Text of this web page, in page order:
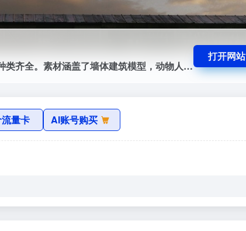
Textures官网，贴图很出色，分类细致，种类齐全。素材涵盖了墙体建筑模型，动物人体模型，笔刷等
打开网站
量卡 AI账号购买